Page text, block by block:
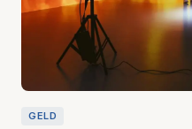
GELD